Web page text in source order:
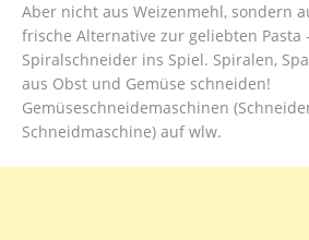
Aber nicht aus Weizenmehl, sondern
frische Alternative zur geliebten Pasta
Spiralschneider ins Spiel. Spiralen,
aus Obst und Gemüse schneiden!
Gemüseschneidemaschinen
Schneidmaschine) auf wlw.